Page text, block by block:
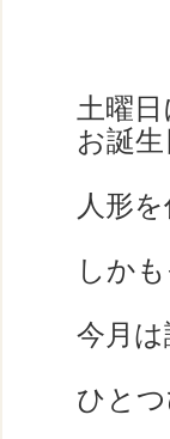
土曜
お誕
人形
しか
今月
ひと